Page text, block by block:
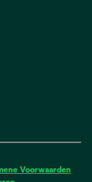
Voorwaarden